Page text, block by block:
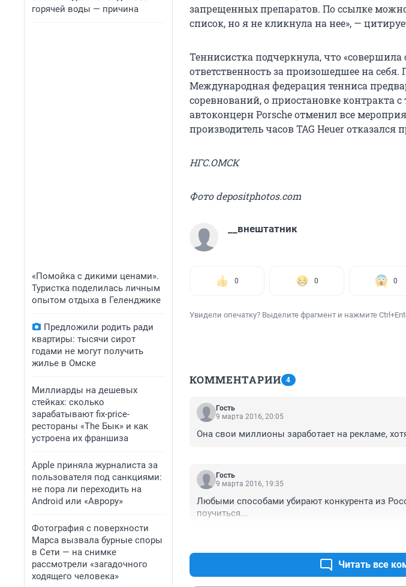
горячей воды — причина
«Помойка с дикими ценами».
Туристка поделилась личным
опытом отдыха в Геленджике
Предложили родить ради
квартиры: тысячи сирот
годами не могут получить
жилье в Омске
Миллиарды на дешевых
стейках: сколько
зарабатывают fix-price-
рестораны «The Бык» и как
устроена их франшиза
Apple приняла журналиста за
пользователя под санкциями:
не пора ли переходить на
Android или «Аврору»
Фотография с поверхности
Марса вызвала бурные споры
в Сети — на снимке
рассмотрели «загадочного
ходящего человека»
запрещенных препаратов. По ссылке
список, но я не кликнула на нее», —
Теннисистка подчеркнула, что
ответственность за произошедшее на
Международная федерация тенниса
соревнований, о приостановке контракта
автоконцерн Porsche отменил все
производитель часов TAG Heuer отказался
НГС.ОМСК
Фото depositphotos.com
__внештатник
0 0 0
Увидели опечатку? Выделите фрагмент и нажмите
КОММЕНТАРИИ 4
Гость
9 марта 2016, 20:05
Она свои миллионы заработает на рекламе,
Гость
9 марта 2016, 19:35
Любыми способами убирают конкурента из
поучиться...
Читать все